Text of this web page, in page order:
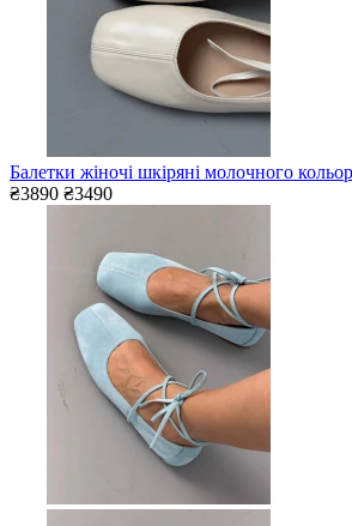
Балетки жіночі шкіряні молочного
₴3890 ₴3490